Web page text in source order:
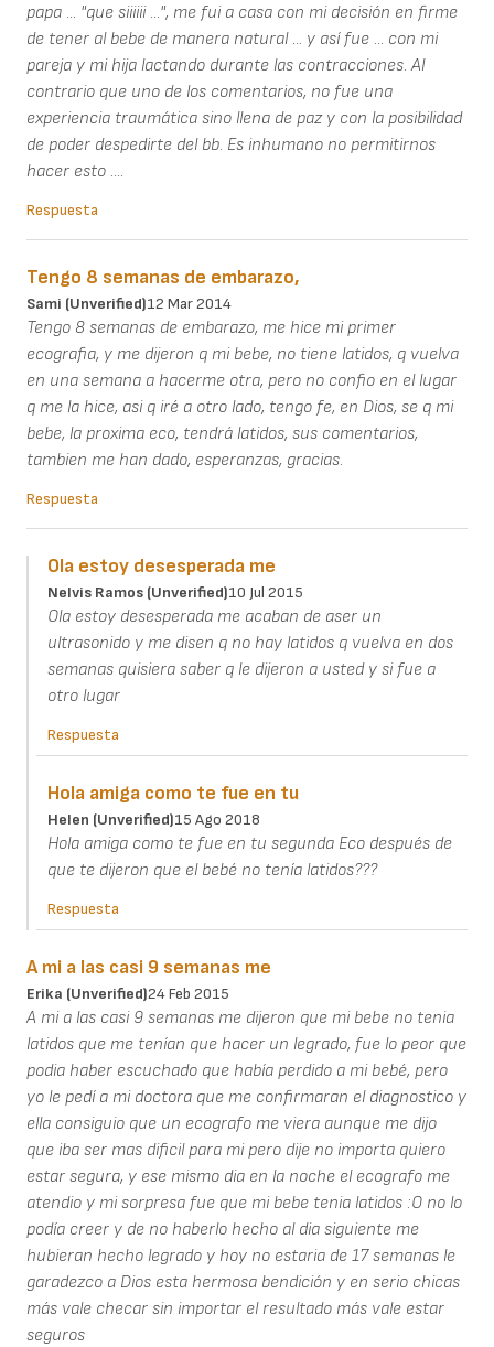
papa ... "que siiiiii ...", me fui a casa con mi decisión en firme
de tener al bebe de manera natural ... y así fue ... con mi
pareja y mi hija lactando durante las contracciones. Al
contrario que uno de los comentarios, no fue una
experiencia traumática sino llena de paz y con la posibilidad
de poder despedirte del bb. Es inhumano no permitirnos
hacer esto ....
Respuesta
Tengo 8 semanas de embarazo,
Sami (unverified)12 Mar 2014
Tengo 8 semanas de embarazo, me hice mi primer
ecografia, y me dijeron q mi bebe, no tiene latidos, q vuelva
en una semana a hacerme otra, pero no confio en el lugar
q me la hice, asi q iré a otro lado, tengo fe, en Dios, se q mi
bebe, la proxima eco, tendrá latidos, sus comentarios,
tambien me han dado, esperanzas, gracias.
Respuesta
Ola estoy desesperada me
Nelvis Ramos (unverified)10 Jul 2015
Ola estoy desesperada me acaban de aser un
ultrasonido y me disen q no hay latidos q vuelva en dos
semanas quisiera saber q le dijeron a usted y si fue a
otro lugar
Respuesta
Hola amiga como te fue en tu
Helen (unverified)15 Ago 2018
Hola amiga como te fue en tu segunda Eco después de
que te dijeron que el bebé no tenía latidos???
Respuesta
A mi a las casi 9 semanas me
Erika (unverified)24 Feb 2015
A mi a las casi 9 semanas me dijeron que mi bebe no tenia
latidos que me tenían que hacer un legrado, fue lo peor que
podia haber escuchado que había perdido a mi bebé, pero
yo le pedí a mi doctora que me confirmaran el diagnostico y
ella consiguio que un ecografo me viera aunque me dijo
que iba ser mas dificil para mi pero dije no importa quiero
estar segura, y ese mismo dia en la noche el ecografo me
atendio y mi sorpresa fue que mi bebe tenia latidos :O no lo
podía creer y de no haberlo hecho al dia siguiente me
hubieran hecho legrado y hoy no estaria de 17 semanas le
garadezco a Dios esta hermosa bendición y en serio chicas
más vale checar sin importar el resultado más vale estar
seguros